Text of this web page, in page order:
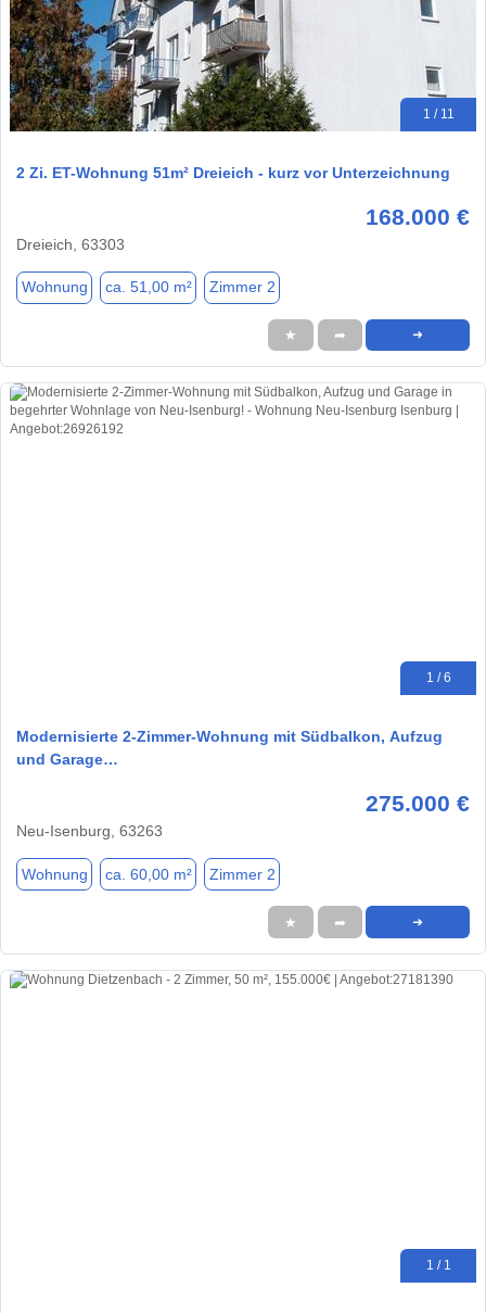
1 / 11
2 Zi. ET-Wohnung 51m² Dreieich - kurz vor Unterzeichnung
168.000 €
Dreieich, 63303
Wohnung ca. 51,00 m² Zimmer 2
★ ➦ ➜
1 / 6
Modernisierte 2-Zimmer-Wohnung mit Südbalkon, Aufzug
und Garage…
275.000 €
Neu-Isenburg, 63263
Wohnung ca. 60,00 m² Zimmer 2
★ ➦ ➜
1 / 1